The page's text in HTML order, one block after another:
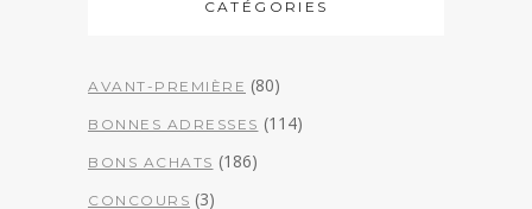
CATÉGORIES
AVANT-PREMIÈRE (80)
BONNES ADRESSES (114)
BONS ACHATS (186)
CONCOURS (3)